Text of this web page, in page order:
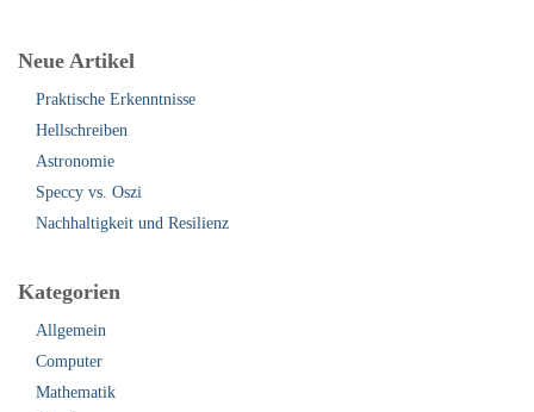
Beiträge
Neue Artikel
Praktische Erkenntnisse
Hellschreiben
Astronomie
Speccy vs. Oszi
Nachhaltigkeit und Resilienz
Kategorien
Allgemein
Computer
Mathematik